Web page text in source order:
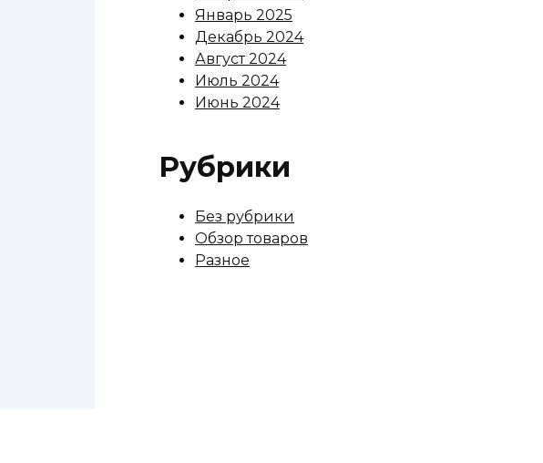
Январь 2025
Декабрь 2024
Август 2024
Июль 2024
Июнь 2024
Рубрики
Без рубрики
Обзор товаров
Разное